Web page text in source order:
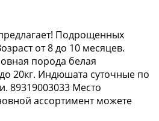
Подрощенных
от 8 до 10 месяцев.
порода белая
20кг. Индюшата суточные по
89319003033 Место
ассортимент можете